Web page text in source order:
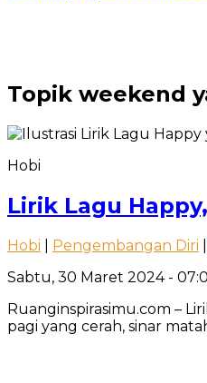
Topik weekend
Hobi
Lirik Lagu
Hobi Pengembangan Diri
Sabtu, 30 Maret 2024 -
Ruanginspirasimu.com –
pagi yang cerah, sinar